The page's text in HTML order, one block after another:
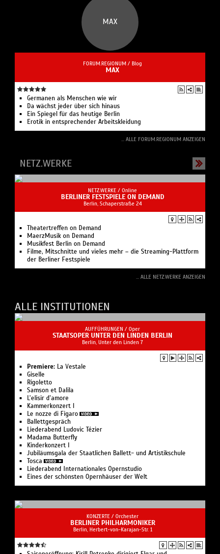
FORUM.REGIONUM /
Germanen als Menschen wie wir
Da wächst jeder über sich hinaus
Ein Spiegel für das heutige Berlin
Erotik in entsprechender Arbeitskleidung
NETZ.WERKE /Online
BERLINER FESTSPIELE ON DEMAND
Berlin, Schaperstraße 24
Theatertreffen on Demand
MaerzMusik on Demand
Musikfest Berlin on Demand
Filme, Mitschnitte und vieles mehr – die Streaming-Plattform
der Berliner Festspiele
ALLE INSTITUTIONEN
AUFFÜHRUNGEN /Oper
STAATSOPER UNTER DEN LINDEN BERLIN
Berlin, Unter den Linden 7
Premiere:
Giselle
Rigoletto
Samson et Dalila
L’elisir d’amore
Kam­mer­kon­zert I
Le nozze di Figaro
Ballettgespräch
Liederabend Ludovic Tézier
Madama Butterfly
Kinderkonzert I
Jubiläumsgala der Staatlichen Ballett- und Artistikschule
Tosca
Liederabend Internationales Opernstudio
Eines der schönsten Opernhäuser der Welt
KONZERTE /Orchester
BERLINER PHILHARMONIKER
Berlin, Herbert-von-Karajan-Str. 1